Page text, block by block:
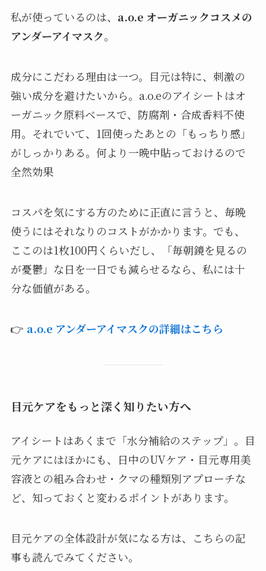
私が使っているのは、 a.o.e オーガニックコスメの
アンダーアイマスク。
成分にこだわる理由は一つ。目元は特に、刺激の
強い成分を避けたいから。a.o.eのアイシートはオ
ーガニック原料ベースで、防腐剤・合成香料不使
用。それでいて、1回使ったあとの「もっちり感」
がしっかりある。何より一晩中貼っておけるので
全然効果
コスパを気にする方のために正直に言うと、毎晩
使うにはそれなりのコストがかかります。でも、
ここのは1枚100円くらいだし、「毎朝鏡を見るの
が憂鬱」な日を一日でも減らせるなら、私には十
分な価値がある。
👉 a.o.e アンダーアイマスクの詳細はこちら
目元ケアをもっと深く知りたい方へ
アイシートはあくまで「水分補給のステップ」。目
元ケアにはほかにも、日中のUVケア・目元専用美
容液との組み合わせ・クマの種類別アプローチな
ど、知っておくと変わるポイントがあります。
目元ケアの全体設計が気になる方は、こちらの記
事も読んでみてください。